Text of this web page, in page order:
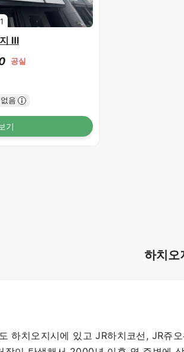
1
Ⅲ
공실
음
기
하치오
하치오지시에 있고 JR하치코선, JR쥬